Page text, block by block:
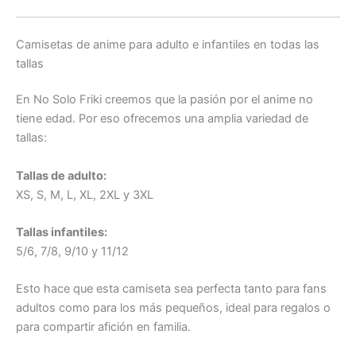
Camisetas de anime para adulto e infantiles en todas las
tallas
En No Solo Friki creemos que la pasión por el anime no
tiene edad. Por eso ofrecemos una amplia variedad de
tallas:
Tallas de adulto:
XS, S, M, L, XL, 2XL y 3XL
Tallas infantiles:
5/6, 7/8, 9/10 y 11/12
Esto hace que esta camiseta sea perfecta tanto para fans
adultos como para los más pequeños, ideal para regalos o
para compartir afición en familia.